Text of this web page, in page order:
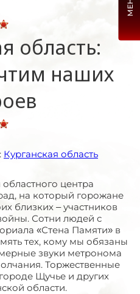
область:
наших
Курганская область
центра
на который горожане
близких – участников
Сотни людей с
«Стена Памяти» в
тех, кому мы обязаны
звуки метронома
Торжественные
Щучье и других
области.